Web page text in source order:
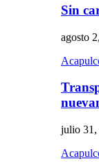
Sin
agosto
julio 31,